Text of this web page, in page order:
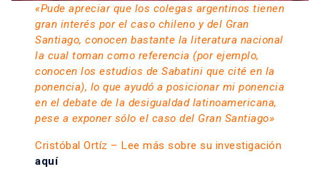
«Pude apreciar que los colegas argentinos tienen
gran interés por el caso chileno y del Gran
Santiago, conocen bastante la literatura nacional
la cual toman como referencia (por ejemplo,
conocen los estudios de Sabatini que cité en la
ponencia), lo que ayudó a posicionar mi ponencia
en el debate de la desigualdad latinoamericana,
pese a exponer sólo el caso del Gran Santiago»
Cristóbal Ortíz – Lee más sobre su investigación
aquí